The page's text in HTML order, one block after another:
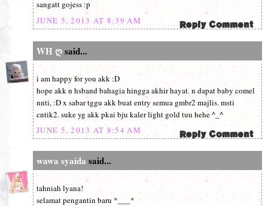
sangatt gojess :p
JUNE 5, 2013 AT 8:39 AM
WH ღsaid...
i am happy for you akk :D
hope akk n hsband bahagia hingga akhir hayat. n dapat baby comel
nnti, :D x sabar tggu akk buat entry semua gmbr2 majlis. msti
cntik2. suke yg akk pkai bju kaler light gold tuu hehe ^_^
JUNE 5, 2013 AT 8:54 AM
wawa syaida said...
tahniah lyana!
selamat pengantin baru *___*